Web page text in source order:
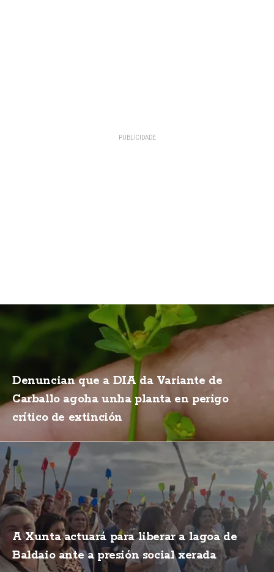
Denuncian que a DIA da Variante de
Carballo agoha unha planta en perigo
crítico de extinción
A Xunta actuará para liberar a lagoa de
Baldaio ante a presión social xerada